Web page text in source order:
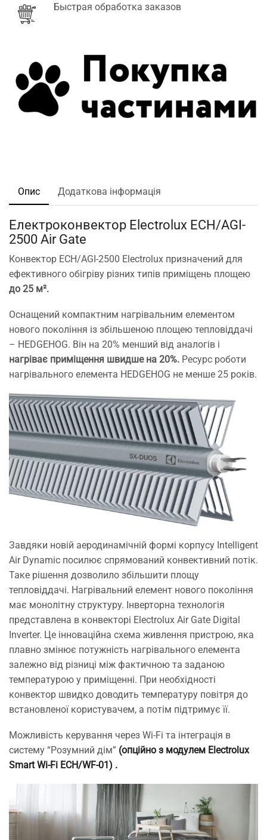
Быстрая обработка заказов
Опис Додаткова інформація
Електроконвектор Electrolux ECH/AGI-
2500 Air Gate
Конвектор ECH/AGI-2500 Electrolux призначений для
ефективного обігріву різних типів приміщень площею
до 25 м².
Оснащений компактним нагрівальним елементом
нового покоління із збільшеною площею тепловіддачі
– HEDGEHOG. Він на 20% менший від аналогів і
нагріває приміщення швидше на 20%. Ресурс роботи
нагрівального елемента HEDGEHOG не менше 25 років.
Завдяки новій аеродинамічній формі корпусу Intelligent
Air Dynamic посилює спрямований конвективний потік.
Таке рішення дозволило збільшити площу
тепловіддачі. Нагрівальний елемент нового покоління
має монолітну структуру. Інверторна технологія
представлена ​​в конвекторі Electrolux Air Gate Digital
Inverter. Це інноваційна схема живлення пристрою, яка
плавно змінює потужність нагрівального елемента
залежно від різниці між фактичною та заданою
температурою у приміщенні. При необхідності
конвектор швидко доводить температуру повітря до
встановленої користувачем, а потім підтримує її.
Можливість керування через Wi-Fi та інтеграція в
систему “Розумний дім” (опційно з модулем Electrolux
Smart Wi-Fi ECH/WF-01) .